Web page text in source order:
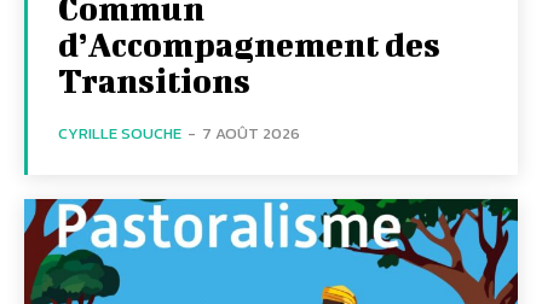
Commun
d’Accompagnement des
Transitions
CYRILLE SOUCHE - 7 AOÛT 2026